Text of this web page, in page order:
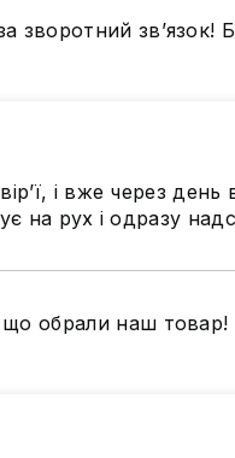
всепогодного
має високий
середовища -
на роботу камери.
зворотний зв’язок!
і вже через день
на рух і одразу
обрали наш